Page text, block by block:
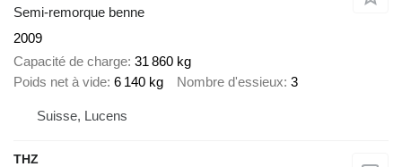
Semi-remorque benne
2009
Capacité de charge 31 860 kg
Poids net à vide 6 140 kg Nombre d'essieux 3
Suisse, Lucens
THZ